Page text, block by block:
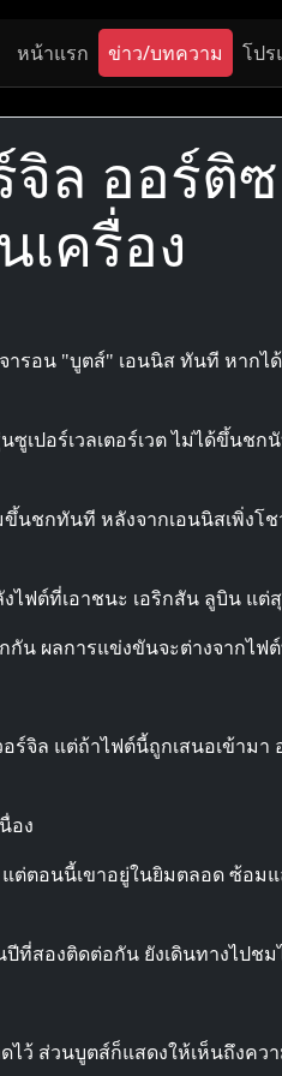
หน้าแรก ข่าว/บทความ โปร
จิล ออร์ติ
ครื่อง
รอน "บูตส์" เอนนิส ทันที หาก
ซูเปอร์เวลเตอร์เวต ไม่ได้ขึ้น
นชกทันที หลังจากเอนนิสเพิ่ง
ฟต์ที่เอาชนะ เอริกสัน ลูบิน แต่
น ผลการแข่งขันจะต่างจากไฟ
จิล แต่ถ้าไฟต์นี้ถูกเสนอเข้าม
อง
ต่ตอนนี้เขาอยู่ในยิมตลอด ซ้อ
ปีที่สองติดต่อกัน ยังเดินทางไปช
ส่วนบูตส์ก็แสดงให้เห็นถึงคว